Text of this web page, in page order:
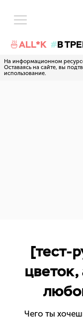
🍜ALL*K В
На информационном
Оставаясь на сайте, вы
использование.
[тест-
Чего ты